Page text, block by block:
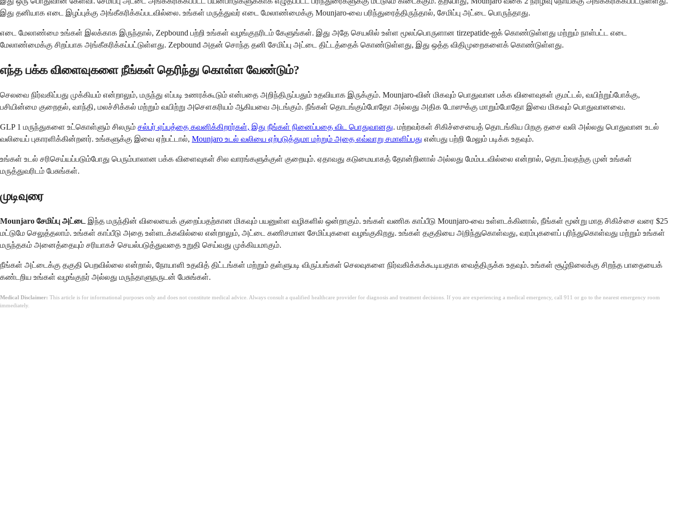
இது தனியாக எடை இழப்புக்கு அங்கீகரிக்கப்படவில்லை. உங்கள் மருத்துவர் எடை மேலாண்மைக்கு Mounjaro-வை பரிந்துரைத்திருந்தால், சேமிப்பு அட்டை பொருந்தாது.
எடை மேலாண்மை உங்கள் இலக்காக இருந்தால், Zepbound பற்றி உங்கள் வழங்குநரிடம் கேளுங்கள். இது அதே செயலில் உள்ள மூலப்பொருளான tirzepatide-ஐக் கொண்டுள்ளது மற்றும் நாள்பட்ட எடை
மேலாண்மைக்கு சிறப்பாக அங்கீகரிக்கப்பட்டுள்ளது. Zepbound அதன் சொந்த தனி சேமிப்பு அட்டை திட்டத்தைக் கொண்டுள்ளது, இது ஒத்த விதிமுறைகளைக் கொண்டுள்ளது.
எந்த பக்க விளைவுகளை நீங்கள் தெரிந்து கொள்ள வேண்டும்?
செலவை நிர்வகிப்பது முக்கியம் என்றாலும், மருந்து எப்படி உணரக்கூடும் என்பதை அறிந்திருப்பதும் உதவியாக இருக்கும். Mounjaro-வின் மிகவும் பொதுவான பக்க விளைவுகள் குமட்டல், வயிற்றுப்போக்கு,
பசியின்மை குறைதல், வாந்தி, மலச்சிக்கல் மற்றும் வயிற்று அசௌகரியம் ஆகியவை அடங்கும். நீங்கள் தொடங்கும்போதோ அல்லது அதிக டோஸுக்கு மாறும்போதோ இவை மிகவும் பொதுவானவை.
GLP 1 மருந்துகளை உட்கொள்ளும் சிலரும் சல்பர் ஏப்பத்தை கவனிக்கிறார்கள், இது நீங்கள் நினைப்பதை விட பொதுவானது. மற்றவர்கள் சிகிச்சையைத் தொடங்கிய பிறகு தசை வலி அல்லது பொதுவான உடல்
வலியைப் புகாரளிக்கின்றனர். உங்களுக்கு இவை ஏற்பட்டால், Mounjaro உடல் வலியை ஏற்படுத்துமா மற்றும் அதை எவ்வாறு சமாளிப்பது என்பது பற்றி மேலும் படிக்க உதவும்.
உங்கள் உடல் சரிசெய்யப்படும்போது பெரும்பாலான பக்க விளைவுகள் சில வாரங்களுக்குள் குறையும். ஏதாவது கடுமையாகத் தோன்றினால் அல்லது மேம்படவில்லை என்றால், தொடர்வதற்கு முன் உங்கள்
மருத்துவரிடம் பேசுங்கள்.
முடிவுரை
Mounjaro சேமிப்பு அட்டை இந்த மருந்தின் விலையைக் குறைப்பதற்கான மிகவும் பயனுள்ள வழிகளில் ஒன்றாகும். உங்கள் வணிக காப்பீடு Mounjaro-வை உள்ளடக்கினால், நீங்கள் மூன்று மாத சிகிச்சை வரை $25
மட்டுமே செலுத்தலாம். உங்கள் காப்பீடு அதை உள்ளடக்கவில்லை என்றாலும், அட்டை கணிசமான சேமிப்புகளை வழங்குகிறது. உங்கள் தகுதியை அறிந்துகொள்வது, வரம்புகளைப் புரிந்துகொள்வது மற்றும் உங்கள்
மருந்தகம் அனைத்தையும் சரியாகச் செயல்படுத்துவதை உறுதி செய்வது முக்கியமாகும்.
நீங்கள் அட்டைக்கு தகுதி பெறவில்லை என்றால், நோயாளி உதவித் திட்டங்கள் மற்றும் தள்ளுபடி விருப்பங்கள் செலவுகளை நிர்வகிக்கக்கூடியதாக வைத்திருக்க உதவும். உங்கள் சூழ்நிலைக்கு சிறந்த பாதையைக்
கண்டறிய உங்கள் வழங்குநர் அல்லது மருந்தாளுநருடன் பேசுங்கள்.
Medical Disclaimer: This article is for informational purposes only and does not constitute medical advice. Always consult a qualified healthcare provider for diagnosis and treatment decisions. If you are experiencing a medical emergency, call 911 or go to the nearest emergency room
immediately.